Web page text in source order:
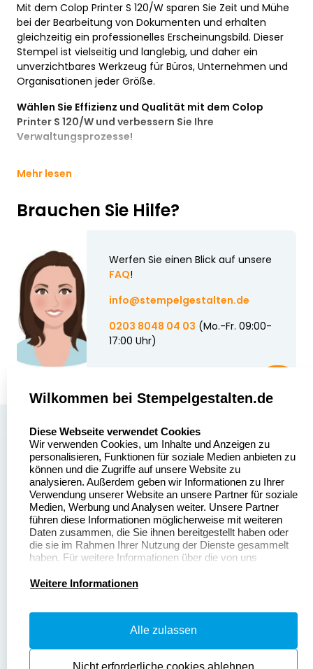
Mit dem Colop Printer S 120/W sparen Sie Zeit und Mühe
bei der Bearbeitung von Dokumenten und erhalten
gleichzeitig ein professionelles Erscheinungsbild. Dieser
Stempel ist vielseitig und langlebig, und daher ein
unverzichtbares Werkzeug für Büros, Unternehmen und
Organisationen jeder Größe.
Wählen Sie Effizienz und Qualität mit dem Colop
Printer S 120/W und verbessern Sie Ihre
Verwaltungsprozesse!
Mehr lesen
Brauchen Sie Hilfe?
Werfen Sie einen Blick auf unsere
FAQ!
info@stempelgestalten.de
0203 8048 04 03 (Mo.-Fr. 09:00-
17:00 Uhr)
Stempelgestalten.de
Asterlager Straße 97
47228 Duisburg
Deutschland
Über uns
Sitemap
Alle
Stempelinformationen
Dateivorgaben
Fragen & Antworten
Datenschutzerklärung
Widerrufsrecht
Zahlung & Versand
Widerruf & Rückgabe
Wilkommen bei Stempelgestalten.de
Diese Webseite verwendet Cookies
Wir verwenden Cookies, um Inhalte und Anzeigen zu
personalisieren, Funktionen für soziale Medien anbieten zu
können und die Zugriffe auf unsere Website zu
analysieren. Außerdem geben wir Informationen zu Ihrer
Verwendung unserer Website an unsere Partner für soziale
Medien, Werbung und Analysen weiter. Unsere Partner
führen diese Informationen möglicherweise mit weiteren
Daten zusammen, die Sie ihnen bereitgestellt haben oder
die sie im Rahmen Ihrer Nutzung der Dienste gesammelt
haben. Für weitere Informationen über die von uns
Datenschutzerklärung.
Weitere Informationen
Alle zulassen
Nicht erforderliche cookies ablehnen